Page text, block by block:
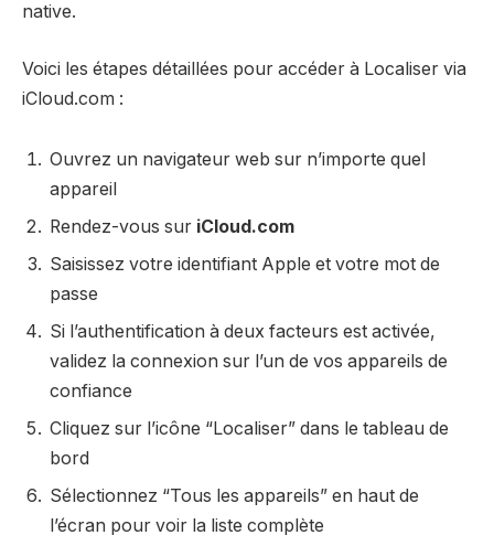
native.
Voici les étapes détaillées pour accéder à Localiser via
iCloud.com :
Ouvrez un navigateur web sur n’importe quel
appareil
Rendez-vous sur iCloud.com
Saisissez votre identifiant Apple et votre mot de
passe
Si l’authentification à deux facteurs est activée,
validez la connexion sur l’un de vos appareils de
confiance
Cliquez sur l’icône “Localiser” dans le tableau de
bord
Sélectionnez “Tous les appareils” en haut de
l’écran pour voir la liste complète